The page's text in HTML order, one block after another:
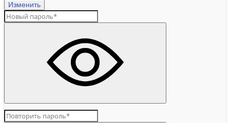
Изменить